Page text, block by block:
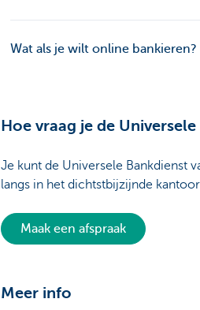
Wat als je wilt online bankieren?
Hoe vraag je de
Je kunt de Universele Bankdienst
langs in het dichtstbijzijnde
Maak een afspraak
Meer info